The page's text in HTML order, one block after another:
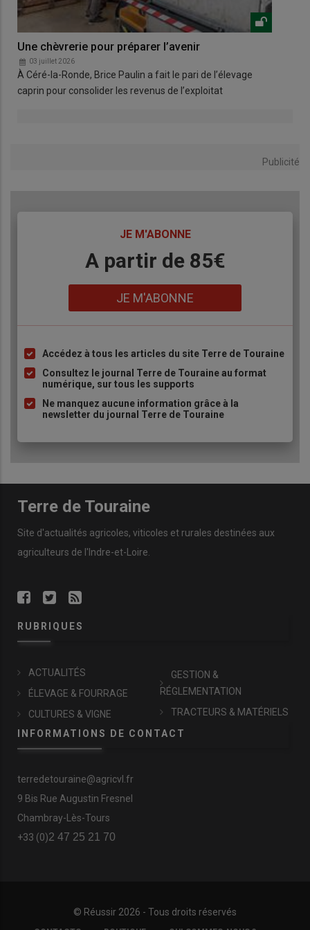
Une chèvrerie pour préparer l’avenir
03 juillet 2026
À Céré-la-Ronde, Brice Paulin a fait le pari de l’élevage
caprin pour consolider les revenus de l’exploitat
Publicité
JE M'ABONNE
A partir de 85€
JE M'ABONNE
Liste
à
puce
Accédez à tous les articles du site Terre de Touraine
Consultez le journal Terre de Touraine au format
numérique, sur tous les supports
Ne manquez aucune information grâce à la
newsletter du journal Terre de Touraine
Terre de Touraine
Site d'actualités agricoles, viticoles et rurales destinées aux
agriculteurs de l'Indre-et-Loire.
RUBRIQUES
ACTUALITÉS
ÉLEVAGE & FOURRAGE
CULTURES & VIGNE
GESTION &
RÉGLEMENTATION
TRACTEURS & MATÉRIELS
INFORMATIONS DE CONTACT
terredetouraine@agricvl.fr
9 Bis Rue Augustin Fresnel
Chambray-Lès-Tours
+33 (0)2 47 25 21 70
© Réussir 2026 - Tous droits réservés
FOOTER